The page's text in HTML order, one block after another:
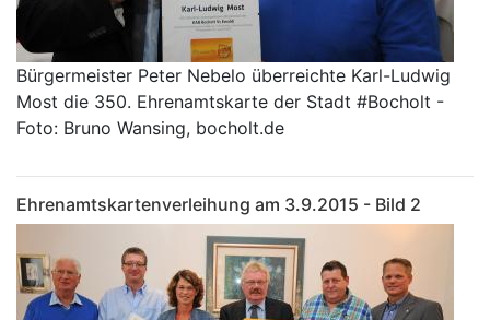
Bürgermeister Peter Nebelo überreichte Karl-Ludwig
Most die 350. Ehrenamtskarte der Stadt #Bocholt -
Foto: Bruno Wansing, bocholt.de
Ehrenamtskartenverleihung am 3.9.2015 - Bild 2